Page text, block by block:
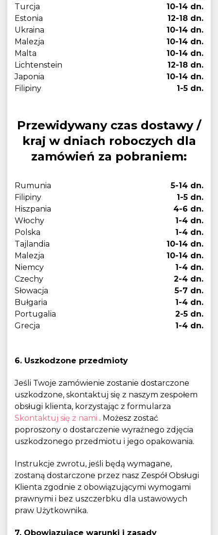
Turcja
10-14 dn.
Estonia
12-18 dn.
Ukraina
10-14 dn.
Malezja
10-14 dn.
Malta
10-14 dn.
Lichtenstein
12-18 dn.
Japonia
10-14 dn.
Filipiny
1-5 dn.
Przewidywany czas dostawy /
kraj w dniach roboczych dla
zamówień za pobraniem:
Rumunia
5-14 dn.
Filipiny
1-5 dn.
Hiszpania
4-6 dn.
Włochy
1-4 dn.
Polska
1-4 dn.
Tajlandia
10-14 dn.
Malezja
10-14 dn.
Niemcy
1-4 dn.
Czechy
2-4 dn.
Słowacja
5-7 dn.
Bułgaria
1-4 dn.
Portugalia
2-5 dn.
Grecja
1-4 dn.
6. Uszkodzone przedmioty
Jeśli Twoje zamówienie zostanie dostarczone
uszkodzone, skontaktuj się z naszym zespołem
obsługi klienta, korzystając z formularza
Skontaktuj się z nami . Możesz zostać
poproszony o dostarczenie wyraźnego zdjęcia
uszkodzonego przedmiotu i jego opakowania.
Instrukcje zwrotu, jeśli będą wymagane,
zostaną dostarczone przez nasz Zespół Obsługi
Klienta zgodnie z obowiązującymi wymogami
prawnymi i bez uszczerbku dla ustawowych
praw Użytkownika.
7. Obowiązujące warunki i zasady